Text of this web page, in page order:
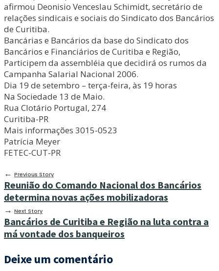
afirmou Deonisio Venceslau Schimidt, secretário de
relações sindicais e sociais do Sindicato dos Bancários
de Curitiba.
Bancárias e Bancários da base do Sindicato dos
Bancários e Financiários de Curitiba e Região,
Participem da assembléia que decidirá os rumos da
Campanha Salarial Nacional 2006.
Dia 19 de setembro – terça-feira, às 19 horas
Na Sociedade 13 de Maio.
Rua Clotário Portugal, 274
Curitiba-PR
Mais informações 3015-0523
Patrícia Meyer
FETEC-CUT-PR
← Previous Story
Reunião do Comando Nacional dos Bancários
determina novas ações mobilizadoras
→ Next Story
Bancários de Curitiba e Região na luta contra a
má vontade dos banqueiros
Deixe um comentário